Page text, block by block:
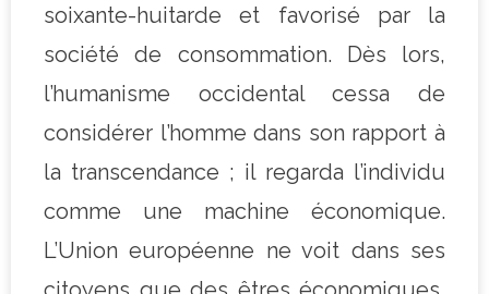
soixante-huitarde et favorisé par la
société de consommation. Dès lors,
l’humanisme occidental cessa de
considérer l’homme dans son rapport à
la transcendance ; il regarda l’individu
comme une machine économique.
L’Union européenne ne voit dans ses